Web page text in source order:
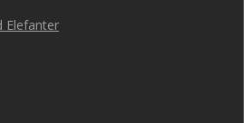
Elefanter